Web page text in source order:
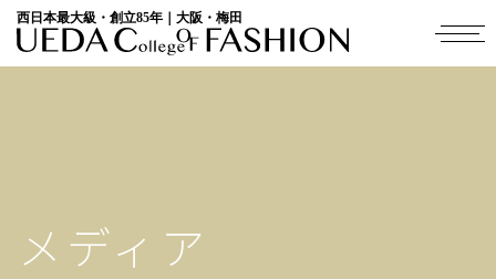
西日本最大級・創立85年｜大阪・梅田
メディア